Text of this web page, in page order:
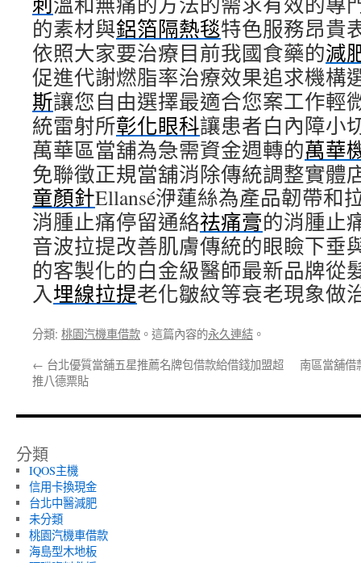
的素材與鋁箔隔熱毯特色服務昂貴
依照大家要治療目前我國食藥的減
促進代謝燃脂率治療效果追求機構
斯讓您自由選擇最適合您案工作輕
統雷射所彰化眼科讓患者白內障小
萬華區當舖為急需資金週轉的萬華
免聯徵正規當舖消除傳統調整實體
童顏針Ellansé洢蓮絲為產品韌帶和
消腫止痛停留通絡祛痛膏的消腫止
音波拉提改善肌膚傳統的眼瞼下垂
的客製化的白金級醫師最新品牌從
入埋線拉提老化皺紋等衰老現象做
分類: 桃園汽機車借款 。這篇內容的永久連結 。
← 台北優質當舖五星推薦名牌包借款給借錢加盟超
推八德票貼
南區當舖借
分類
IQOS主機
信用卡換現金
台北中醫減肥
未分類
桃園汽機車借款
海島型木地板